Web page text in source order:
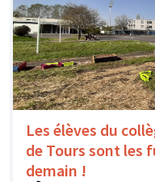
Les élèves du
de Tours sont les
demain !